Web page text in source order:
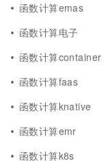
函数计算emas
函数计算电子
函数计算container
函数计算faas
函数计算knative
函数计算emr
函数计算k8s